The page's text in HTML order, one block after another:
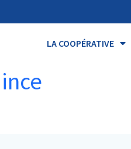
LA COOPÉRATIVE